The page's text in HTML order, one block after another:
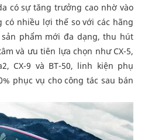
có sự tăng trưởng cao nhờ vào
có nhiều lợi thế so với các hãng
phẩm mới đa dạng, thu hút
và ưu tiên lựa chọn như CX-5,
CX-9 và BT-50, linh kiện phụ
phục vụ cho công tác sau bán